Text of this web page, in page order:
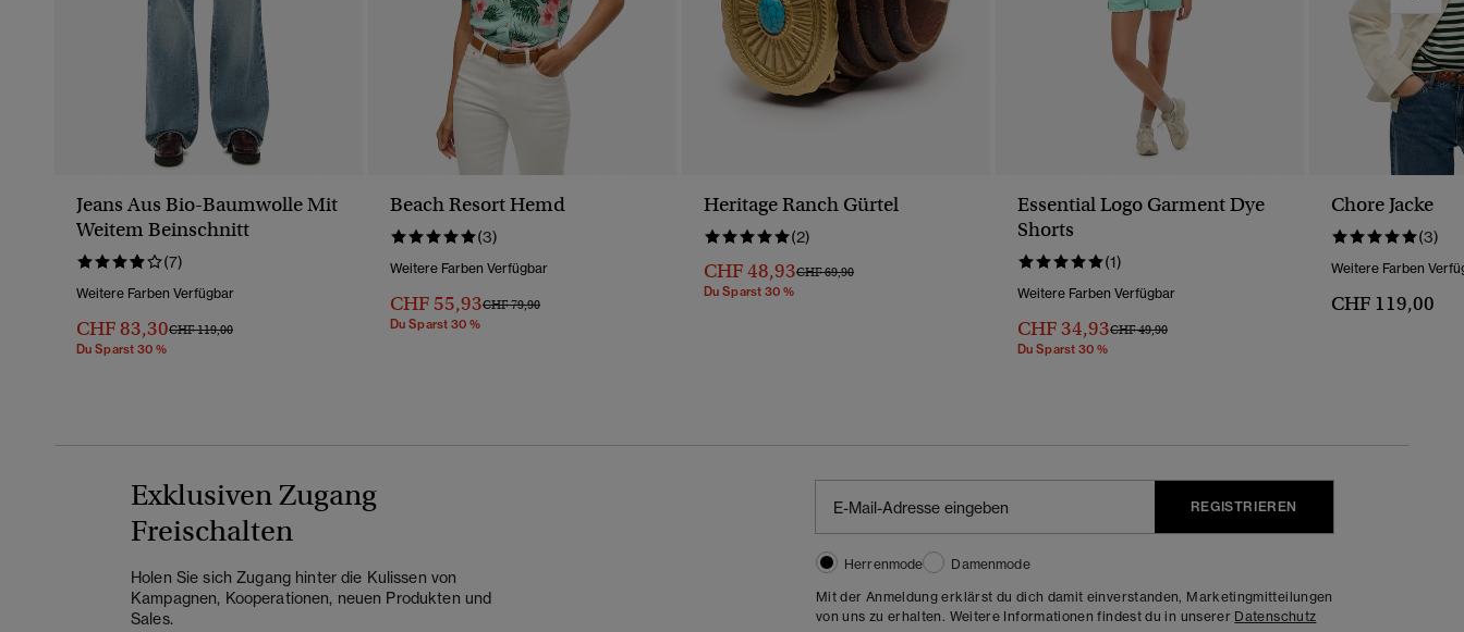
Jeans Aus Bio-Baumwolle Mit
Weitem Beinschnitt
(7)
Weitere Farben Verfügbar
CHF 83,30Preis Wurde Reduziert Von
CHF 119,00Bis
Du Sparst 30 %
Beach Resort Hemd
(3)
Weitere Farben Verfügbar
CHF 55,93Preis Wurde Reduziert Von
CHF 79,90Bis
Du Sparst 30 %
Heritage Ranch Gürtel
(2)
CHF 48,93Preis Wurde Reduziert Von
CHF 69,90Bis
Du Sparst 30 %
Essential Logo Garment Dye
Shorts
(1)
Weitere Farben Verfügbar
CHF 34,93Preis Wurde Reduziert Von
CHF 49,90Bis
Du Sparst 30 %
Chore Jacke
(3)
Weitere Farben
CHF 119,00
Exklusiven Zugang
Freischalten
Holen Sie sich Zugang hinter die Kulissen von
Kampagnen, Kooperationen, neuen Produkten und
Sales.
REGISTRIEREN
Herrenmode
Damenmode
Mit der Anmeldung erklärst du dich damit einverstanden, Marketingmitteilungen
von uns zu erhalten. Weitere Informationen findest du in unserer Datenschutz